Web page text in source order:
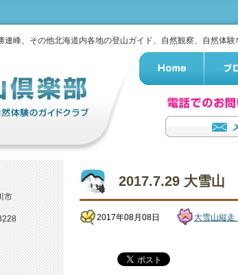
連峰、その他北海道内各地の登山ガイド、自然観察、自然体験
市
2017.7.29 大雪山
2017年08月08日 大雪山縦